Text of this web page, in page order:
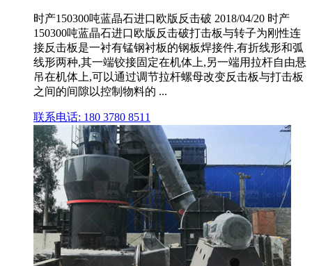
时产150300吨蓝晶石进口欧版反击破 2018/04/20 时产
150300吨蓝晶石进口欧版反击破打击板与转子为刚性连
接反击板是一衬有锰钢衬板的钢板焊接件,有折线形和弧
线形两种,其一端铰接固定在机体上,另一端用拉杆自由悬
吊在机体上,可以通过调节拉杆螺母改变反击板与打击板
之间的间隙以控制物料的 ...
联系电话: 180 3780 8511